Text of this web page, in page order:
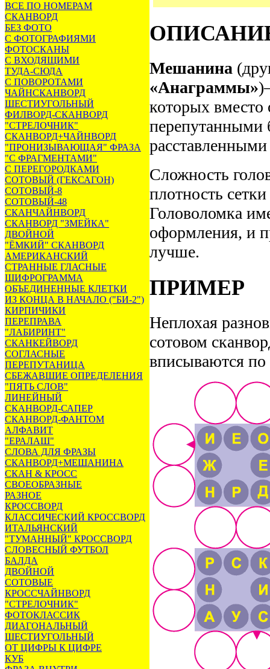
ВСЕ ПО НОМЕРАМ
СКАНВОРД
БЕЗ ФОТО
С ФОТОГРАФИЯМИ
ФОТОСКАНЫ
С ВХОДЯЩИМИ
ТУДА-СЮДА
С ПОВОРОТАМИ
ЧАЙНСКАНВОРД
ШЕСТИУГОЛЬНЫЙ
ФИЛВОРД-СКАНВОРД
"СТРЕЛОЧНИК"
СКАНВОРД+ЧАЙНВОРД
"ПРОНИЗЫВАЮЩАЯ" ФРАЗА
"С ФРАГМЕНТАМИ"
С ПЕРЕГОРОДКАМИ
СОТОВЫЙ (ГЕКСАГОН)
СОТОВЫЙ-8
СОТОВЫЙ-48
СКАНЧАЙНВОРД
СКАНВОРД "ЗМЕЙКА"
ДВОЙНОЙ
"ЁМКИЙ" СКАНВОРД
АМЕРИКАНСКИЙ
СТРАННЫЕ ГЛАСНЫЕ
ШИФРОГРАММА
ОБЪЕДИНЕННЫЕ КЛЕТКИ
ИЗ КОНЦА В НАЧАЛО ("БИ-2")
КИРПИЧИКИ
ПЕРЕПРАВА
"ЛАБИРИНТ"
СКАНКЕЙВОРД
СОГЛАСНЫЕ
ПЕРЕПУТАНИЦА
СБЕЖАВШИЕ ОПРЕДЕЛЕНИЯ
"ПЯТЬ СЛОВ"
ЛИНЕЙНЫЙ
СКАНВОРД-САПЕР
СКАНВОРД-ФАНТОМ
АЛФАВИТ
"ЕРАЛАШ"
СЛОВА ДЛЯ ФРАЗЫ
СКАНВОРД+МЕШАНИНА
СКАН & КРОСС
СВОЕОБРАЗНЫЕ
РАЗНОЕ
КРОССВОРД
КЛАССИЧЕСКИЙ КРОССВОРД
ИТАЛЬЯНСКИЙ
"ТУМАННЫЙ" КРОССВОРД
СЛОВЕСНЫЙ ФУТБОЛ
БАЛДА
ДВОЙНОЙ
СОТОВЫЕ
КРОССЧАЙНВОРД
"СТРЕЛОЧНИК"
ФОТОКЛАССИК
ДИАГОНАЛЬНЫЙ
ШЕСТИУГОЛЬНЫЙ
ОТ ЦИФРЫ К ЦИФРЕ
КУБ
Мешанина
«Анаграммы»
которых вместо
перепутанными
Сложность
плотность
Головоломка
оформления, и
лучше.
ПРИМЕР
Неплохая
сотовом
вписываются по